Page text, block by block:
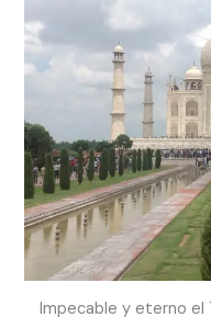
Impecable y eterno el